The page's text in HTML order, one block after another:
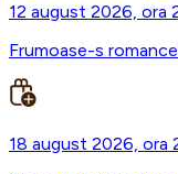
12 august 2026, ora
Frumoase-s
18 august 2026, ora